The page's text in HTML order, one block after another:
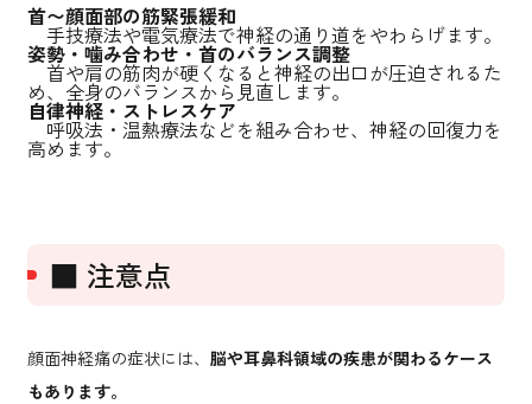
首〜顔面部の筋緊張緩和
手技療法や電気療法で神経の通り道をやわらげます。
姿勢・噛み合わせ・首のバランス調整
首や肩の筋肉が硬くなると神経の出口が圧迫されるた
め、全身のバランスから見直します。
自律神経・ストレスケア
呼吸法・温熱療法などを組み合わせ、神経の回復力を
高めます。
■ 注意点
顔面神経痛の症状には、 脳や耳鼻科領域の疾患が関わるケース
もあります。